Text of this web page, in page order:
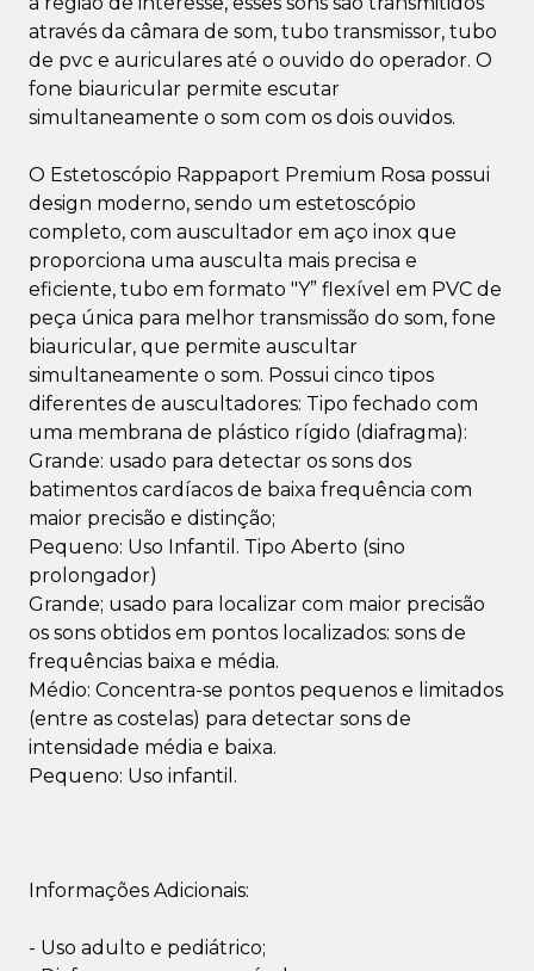
através da câmara de som, tubo transmissor, tubo
de pvc e auriculares até o ouvido do operador. O
fone biauricular permite escutar
simultaneamente o som com os dois ouvidos.
O Estetoscópio Rappaport Premium Rosa possui
design moderno, sendo um estetoscópio
completo, com auscultador em aço inox que
proporciona uma ausculta mais precisa e
eficiente, tubo em formato "Y” flexível em PVC de
peça única para melhor transmissão do som, fone
biauricular, que permite auscultar
simultaneamente o som. Possui cinco tipos
diferentes de auscultadores: Tipo fechado com
uma membrana de plástico rígido (diafragma):
Grande: usado para detectar os sons dos
batimentos cardíacos de baixa frequência com
maior precisão e distinção;
Pequeno: Uso Infantil. Tipo Aberto (sino
prolongador)
Grande; usado para localizar com maior precisão
os sons obtidos em pontos localizados: sons de
frequências baixa e média.
Médio: Concentra-se pontos pequenos e limitados
(entre as costelas) para detectar sons de
intensidade média e baixa.
Pequeno: Uso infantil.
Informações Adicionais:
- Uso adulto e pediátrico;